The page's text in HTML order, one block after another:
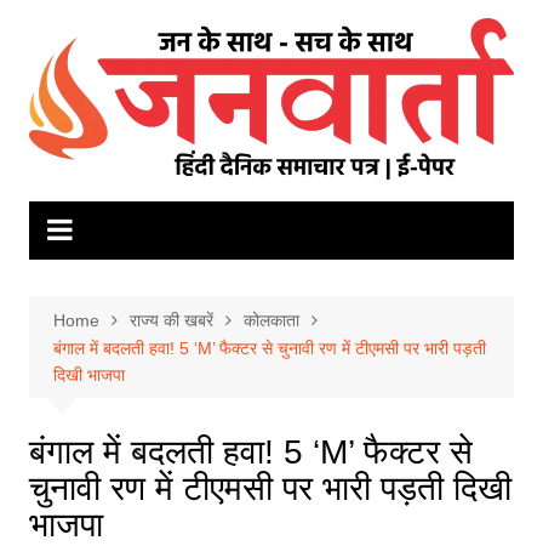
content
Home राज्य की खबरें
कोलकाता
बंगाल में बदलती हवा! 5 ‘M’ फैक्टर से चुनावी रण में टीएमसी पर भारी पड़ती
दिखी भाजपा
बंगाल में बदलती हवा! 5 ‘M’ फैक्टर से
चुनावी रण में टीएमसी पर भारी पड़ती दिखी
भाजपा